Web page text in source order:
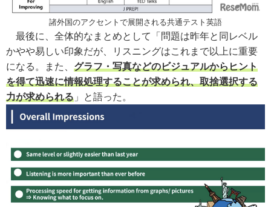
諸外国のアクセントで展開される共通テスト英語
最後に、全体的なまとめとして「問題は昨年と同レベル
かやや易しい印象だが、リスニングはこれまで以上に重要
になる。また、 グラフ・写真などのビジュアルからヒント
を得て迅速に情報処理することが求められ、取捨選択する
力が求められる 」と語った。